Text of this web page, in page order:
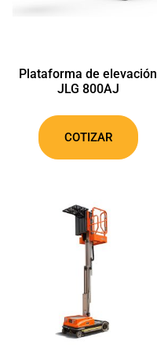
Plataforma de elevación
JLG 800AJ
COTIZAR